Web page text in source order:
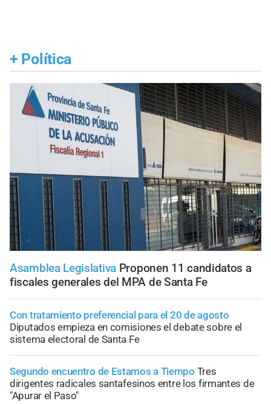
+ Política
Asamblea Legislativa Proponen 11 candidatos a
fiscales generales del MPA de Santa Fe
Con tratamiento preferencial para el 20 de agosto
Diputados empieza en comisiones el debate sobre el
sistema electoral de Santa Fe
Segundo encuentro de Estamos a Tiempo Tres
dirigentes radicales santafesinos entre los firmantes de
"Apurar el Paso"